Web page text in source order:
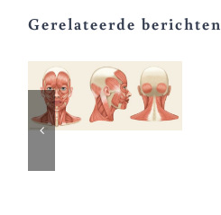
Gerelateerde berichten